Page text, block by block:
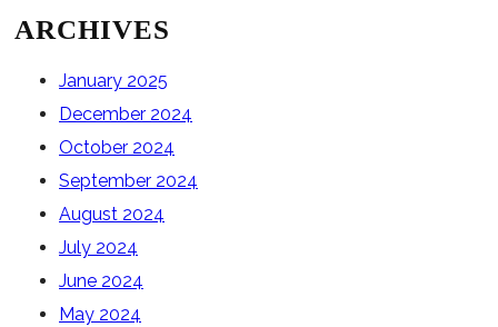
ARCHIVES
January 2025
December 2024
October 2024
September 2024
August 2024
July 2024
June 2024
May 2024